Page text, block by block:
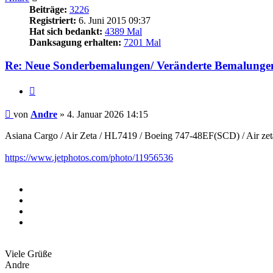
Beiträge: 3226
Registriert: 6. Juni 2015 09:37
Hat sich bedankt: 4389 Mal
Danksagung erhalten: 7201 Mal
Re: Neue Sonderbemalungen/ Veränderte
Beitrag
von Andre » 4. Januar 2026 14:15
Asiana Cargo / Air Zeta / HL7419 / Boeing 747-48EF(SCD) / Air
https://www.jetphotos.com/photo/11956536
Viele Grüße
Andre